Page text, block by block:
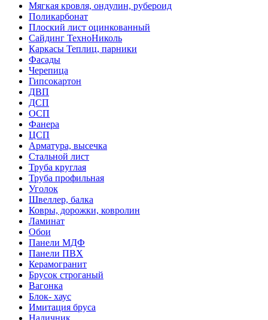
Мягкая кровля, ондулин, рубероид
Поликарбонат
Плоский лист оцинкованный
Сайдинг ТехноНиколь
Каркасы Теплиц, парники
Фасады
Черепица
Гипсокартон
ДВП
ДСП
ОСП
Фанера
ЦСП
Арматура, высечка
Стальной лист
Труба круглая
Труба профильная
Уголок
Швеллер, балка
Ковры, дорожки, ковролин
Ламинат
Обои
Панели МДФ
Панели ПВХ
Керамогранит
Брусок строганый
Вагонка
Блок- хаус
Имитация бруса
Наличник